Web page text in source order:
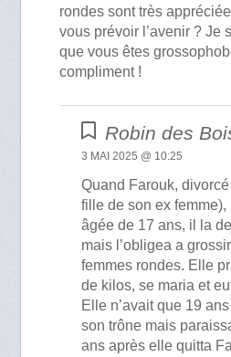
rondes sont très
vous prévoir l’avenir ? Je
que vous êtes
compliment !
Robin des
3 MAI 2025 @ 10:25
Quand Farouk, divorcé
fille de son ex
âgée de 17 ans, il la
mais l’obligea a
femmes rondes. Elle
de kilos, se maria et
Elle n’avait que 19
son trône mais
ans après elle quitta